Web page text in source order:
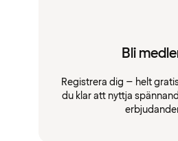
Bli
Registrera dig – helt
du klar att nyttja